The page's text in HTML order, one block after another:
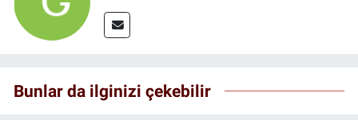
Bunlar da ilginizi çekebilir